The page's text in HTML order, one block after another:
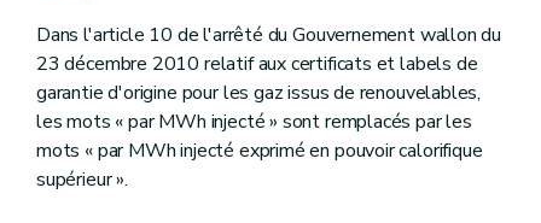
Dans l'article 10 de l'arrêté du Gouvernement wallon du
23 décembre 2010 relatif aux certificats et labels de
garantie d'origine pour les gaz issus de renouvelables,
les mots « par MWh injecté » sont remplacés par les
mots « par MWh injecté exprimé en pouvoir calorifique
supérieur ».